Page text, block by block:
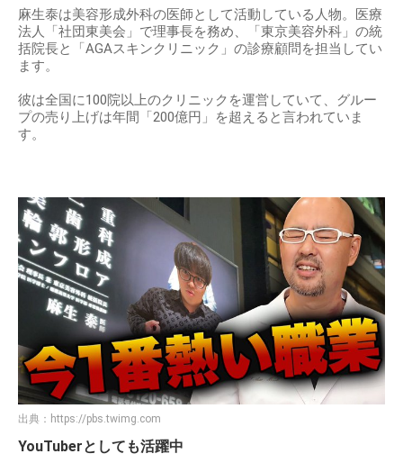
麻生泰は美容形成外科の医師として活動している人物。医療
法人「社団東美会」で理事長を務め、「東京美容外科」の統
括院長と「AGAスキンクリニック」の診療顧問を担当してい
ます。
彼は全国に100院以上のクリニックを運営していて、グルー
プの売り上げは年間「200億円」を超えると言われていま
す。
出典： https://pbs.twimg.com
YouTuberとしても活躍中